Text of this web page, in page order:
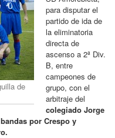
de
para disputar el
partido de ida de
la eliminatoria
directa de
ascenso a 2ª Div.
B, entre
campeones de
grupo, con el
arbitraje del
colegiado Jorge
por Crespo y